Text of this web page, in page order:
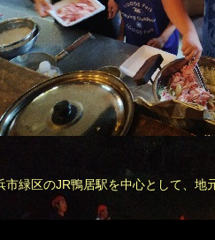
緑区のJR鴨居駅を中心として、地